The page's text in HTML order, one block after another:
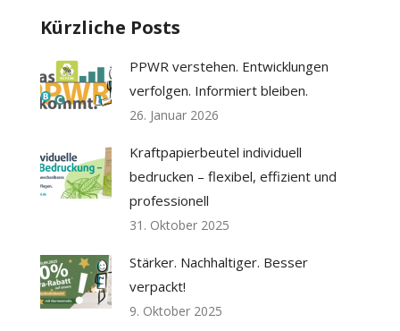
Kürzliche Posts
PPWR verstehen. Entwicklungen
verfolgen. Informiert bleiben.
26. Januar 2026
Kraftpapierbeutel individuell
bedrucken – flexibel, effizient und
professionell
31. Oktober 2025
Stärker. Nachhaltiger. Besser
verpackt!
9. Oktober 2025